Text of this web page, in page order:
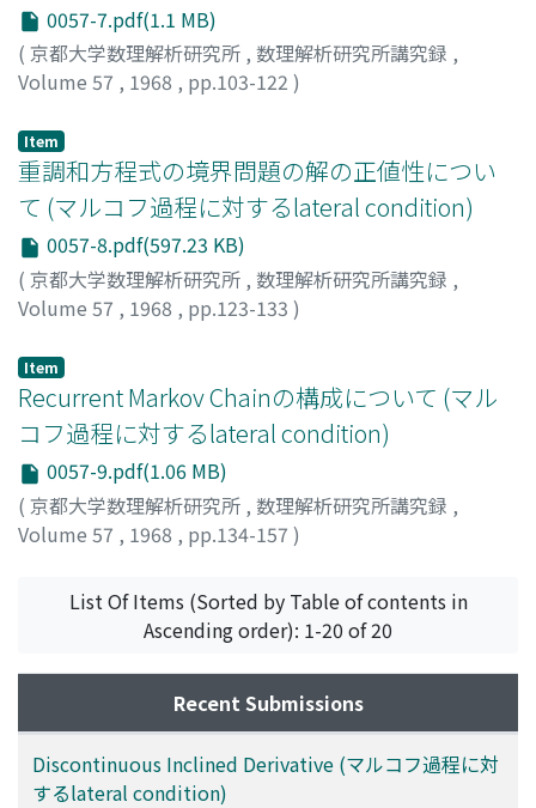
0057-7.pdf(1.1 MB)
( 京都大学数理解析研究所 , 数理解析研究所講究録 ,
Volume 57 , 1968 , pp.103-122 )
Item
重調和方程式の境界問題の解の正値性につい
て (マルコフ過程に対するlateral condition)
0057-8.pdf(597.23 KB)
( 京都大学数理解析研究所 , 数理解析研究所講究録 ,
Volume 57 , 1968 , pp.123-133 )
Item
Recurrent Markov Chainの構成について (マル
コフ過程に対するlateral condition)
0057-9.pdf(1.06 MB)
( 京都大学数理解析研究所 , 数理解析研究所講究録 ,
Volume 57 , 1968 , pp.134-157 )
List Of Items (Sorted by Table of contents in
Ascending order): 1-20 of 20
Recent Submissions
Discontinuous Inclined Derivative (マルコフ過程に対
するlateral condition)